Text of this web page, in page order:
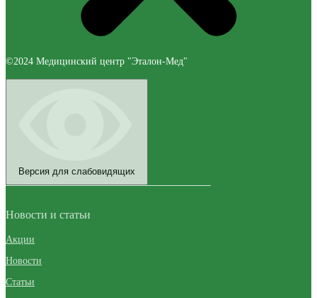
©2024 Медицинский центр "Эталон-Мед"
Версия для слабовидящих
Новости и статьи
Акции
Новости
Статьи